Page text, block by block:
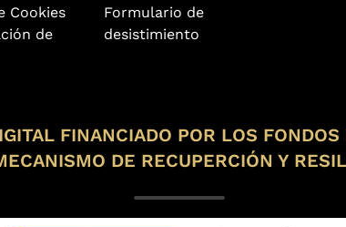
Cookies
de
Formulario de
desistimiento
FINANCIADO POR LOS
DE RECUPERCIÓN Y